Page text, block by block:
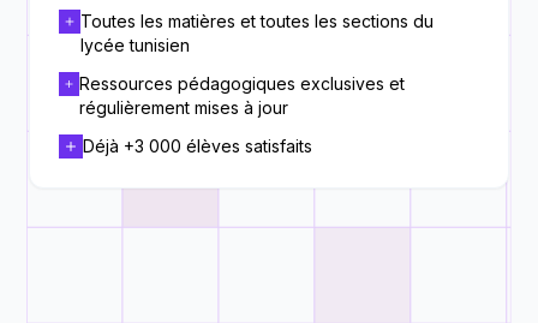
Toutes les matières et toutes les sections du
lycée tunisien
Ressources pédagogiques exclusives et
régulièrement mises à jour
Déjà +3 000 élèves satisfaits